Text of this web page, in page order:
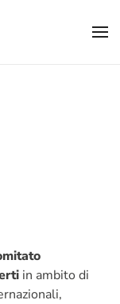
in ambito di